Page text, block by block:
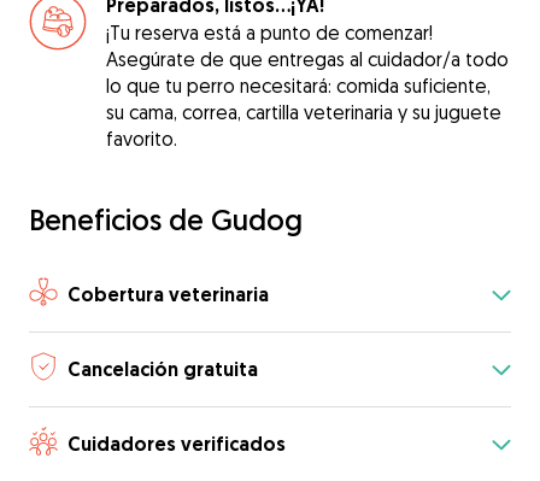
Preparados, listos...¡YA!
¡Tu reserva está a punto de comenzar!
Asegúrate de que entregas al cuidador/a todo
lo que tu perro necesitará: comida suficiente,
su cama, correa, cartilla veterinaria y su juguete
favorito.
Beneficios de Gudog
Cobertura veterinaria
Cancelación gratuita
Cuidadores verificados